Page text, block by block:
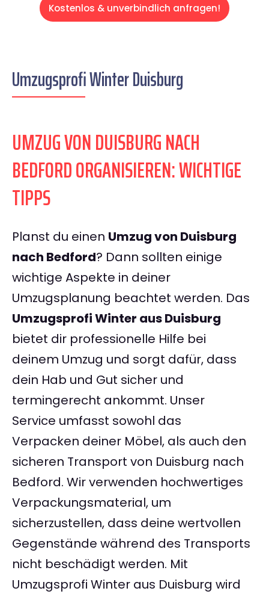
Kostenlos & unverbindlich anfragen!
Umzugsprofi Winter Duisburg
UMZUG VON DUISBURG NACH
BEDFORD ORGANISIEREN: WICHTIGE
TIPPS
Planst du einen Umzug von Duisburg
nach Bedford? Dann sollten einige
wichtige Aspekte in deiner
Umzugsplanung beachtet werden. Das
Umzugsprofi Winter aus Duisburg
bietet dir professionelle Hilfe bei
deinem Umzug und sorgt dafür, dass
dein Hab und Gut sicher und
termingerecht ankommt. Unser
Service umfasst sowohl das
Verpacken deiner Möbel, als auch den
sicheren Transport von Duisburg nach
Bedford. Wir verwenden hochwertiges
Verpackungsmaterial, um
sicherzustellen, dass deine wertvollen
Gegenstände während des Transports
nicht beschädigt werden. Mit
Umzugsprofi Winter aus Duisburg wird